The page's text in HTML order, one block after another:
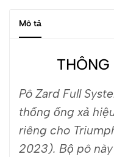
Mô tả
THÔNG
Pô Zard Full
thống ống xả
riêng cho
2023). Bộ pô